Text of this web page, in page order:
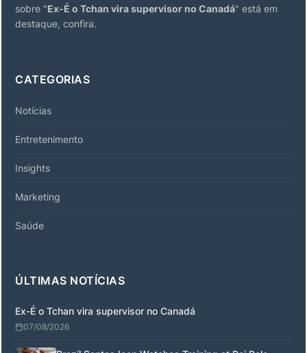
sobre "Ex-É o Tchan vira supervisor no Canadá" está em
destaque, confira.
CATEGORIAS
Notícias
Entretenimento
Insights
Marketing
Saúde
ÚLTIMAS NOTÍCIAS
Ex-É o Tchan vira supervisor no Canadá
07/08/2026